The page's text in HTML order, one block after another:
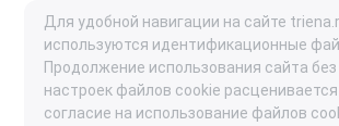
Для удобной навигации на сайте
используются идентификационные
Продолжение использования сайта
настроек файлов cookie
согласие на использование файлов